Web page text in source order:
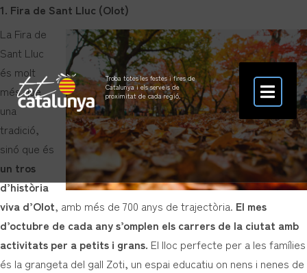
Troba totes les festes i fires de
Catalunya i els serveis de
proximitat de cada regió.
1. Fira de Sant Lluc (Olot)
La Fira de
Sant Lluc
és molt
més que
una
tradició,
sinó que és
un tros
d’història
viva d’Olot, amb més de 700 anys de trajectòria. El mes
d’octubre de cada any s’omplen els carrers de la ciutat amb
activitats per a petits i grans. El lloc perfecte per a les famílies
és la grangeta del gall Zoti, un espai educatiu on nens i nenes de